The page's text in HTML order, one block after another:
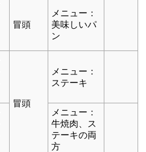
冒頭
メニュー：
美味しいパ
ン
冒頭
メニュー：
ステーキ
メニュー：
牛焼肉、ス
テーキの両
方